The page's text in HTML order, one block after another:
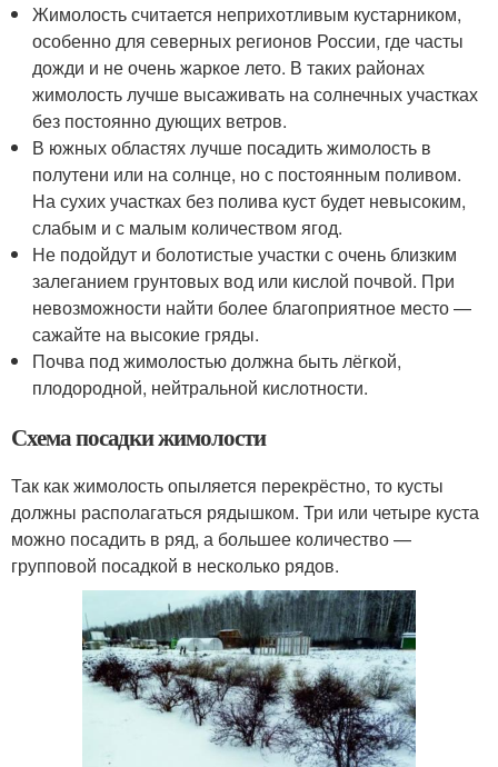
Жимолость считается неприхотливым кустарником,
особенно для северных регионов России, где часты
дожди и не очень жаркое лето. В таких районах
жимолость лучше высаживать на солнечных участках
без постоянно дующих ветров.
В южных областях лучше посадить жимолость в
полутени или на солнце, но с постоянным поливом.
На сухих участках без полива куст будет невысоким,
слабым и с малым количеством ягод.
Не подойдут и болотистые участки с очень близким
залеганием грунтовых вод или кислой почвой. При
невозможности найти более благоприятное место —
сажайте на высокие гряды.
Почва под жимолостью должна быть лёгкой,
плодородной, нейтральной кислотности.
Схема посадки жимолости
Так как жимолость опыляется перекрёстно, то кусты
должны располагаться рядышком. Три или четыре куста
можно посадить в ряд, а большее количество —
групповой посадкой в несколько рядов.